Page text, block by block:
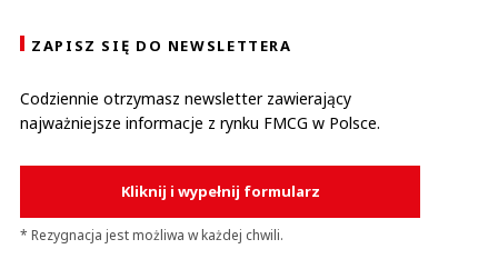
ZAPISZ SIĘ DO NEWSLETTERA
Codziennie otrzymasz newsletter zawierający
najważniejsze informacje z rynku FMCG w Polsce.
Kliknij i wypełnij formularz
* Rezygnacja jest możliwa w każdej chwili.